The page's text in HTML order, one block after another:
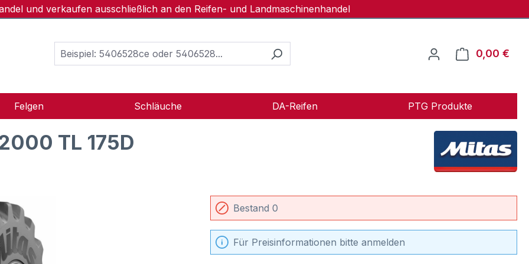
und verkaufen ausschließlich an den Reifen- und Landmaschinenhandel
0,00 €
Felgen Schläuche DA-Reifen PTG Produkte
TL 175D
Bestand 0
Für Preisinformationen bitte anmelden